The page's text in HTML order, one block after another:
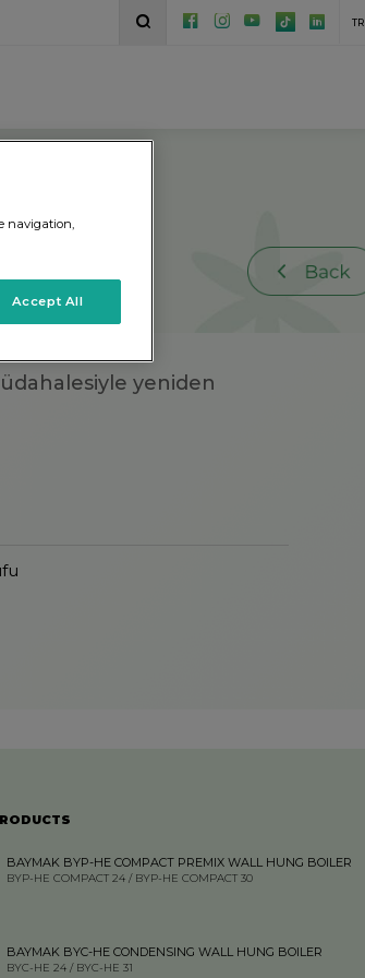
TR
yeniden
BAYMAK BYP-HE COMPACT PREMIX WALL HUNG BOILER
BYP-HE COMPACT 24 / BYP-HE COMPACT 30
BAYMAK BYC-HE CONDENSING WALL HUNG BOILER
BYC-HE 24 / BYC-HE 31
navigation,
Accept All